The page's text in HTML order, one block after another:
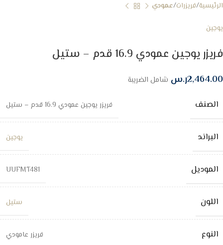
الرئيسية فريزرات عمودي
يوجين
فريزر يوجين عمودي 16.9 قدم – ستيل
2,464.00ر.س شامل الضريبة
الصنف فريزر يوجين عمودي 16.9 قدم – ستيل
البراند يوجين
الموديل UUFMT481
اللون ستيل
النوع فريزر عامودي